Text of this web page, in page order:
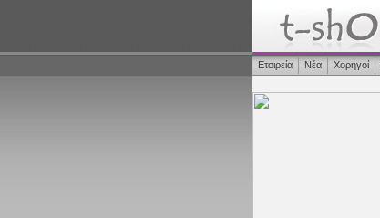
Εταιρεία Νέα Χορηγοί